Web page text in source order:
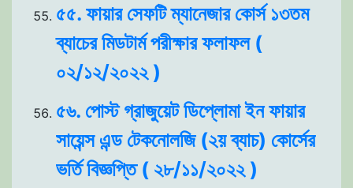
৫৫. ফায়ার সেফটি ম্যানেজার কোর্স ১৩তম
ব্যাচের মিডটার্ম পরীক্ষার ফলাফল (
০২/১২/২০২২ )
৫৬. পোস্ট গ্রাজুয়েট ডিপ্লোমা ইন ফায়ার
সায়েন্স এন্ড টেকনোলজি (২য় ব্যাচ) কোর্সের
ভর্তি বিজ্ঞপ্তি ( ২৮/১১/২০২২ )